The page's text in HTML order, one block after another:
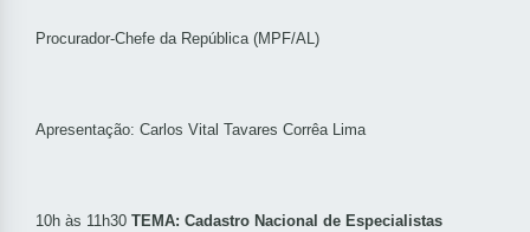
Procurador-Chefe da República (MPF/AL)
Apresentação: Carlos Vital Tavares Corrêa Lima
10h às 11h30 TEMA: Cadastro Nacional de Especialistas